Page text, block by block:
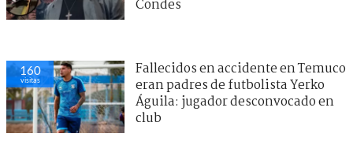
Condes
160
visitas
Fallecidos en accidente en Temuco
eran padres de futbolista Yerko
Águila: jugador desconvocado en
club